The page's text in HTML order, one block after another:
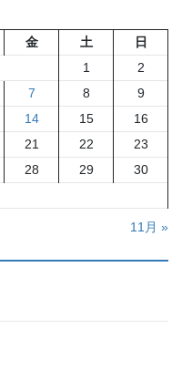
金 土
日
1
2
7 8
9
14 15
16
21 22
23
28 29
30
11月 »